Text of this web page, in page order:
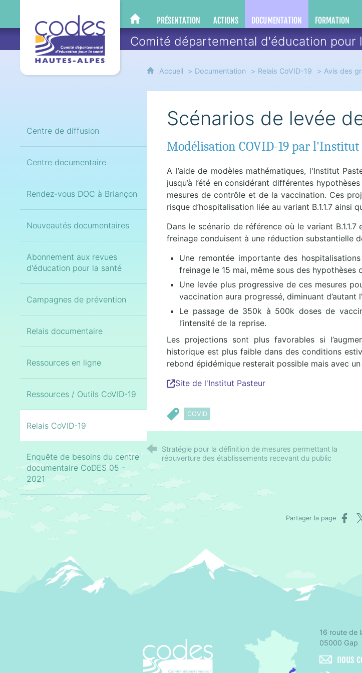
Comité départemental d'éducation pour
CODES 05
PRÉSENTATION ACTIONS DOCUMENTATION FORMATION
Centre de diffusion
Centre documentaire
Rendez-vous DOC à Briançon
Nouveautés documentaires
Abonnement aux revues
d'éducation pour la santé
Campagnes de prévention
Relais documentaire
Ressources en ligne
Ressources / Outils CoVID-19
Relais CoVID-19
Enquête de besoins du centre
documentaire CoDES 05 -
2021
Accueil Documentation Relais CoVID-19 Avis des
Scénarios de levée
Modélisation COVID-19 par l'Institut
A l’aide de modèles mathématiques, l'Institut
jusqu’à l’été en considérant différentes
mesures de contrôle et de la vaccination. Ces
risque d’hospitalisation liée au variant B.1.1.7 ainsi
Dans le scénario de référence où le variant
freinage conduisent à une réduction substantielle
Une remontée importante des
freinage le 15 mai, même sous des
Une levée plus progressive de ces mesures
vaccination aura progressé, diminuant d’autant
Le passage de 350k à 500k doses de
l’intensité de la reprise.
Les projections sont plus favorables si
historique est plus faible dans des conditions
rebond épidémique resterait possible mais avec
Site de l'Institut Pasteur
COVID
Stratégie pour la définition de mesures permettant la
réouverture des établissements recevant du public
Partager la page
CoDES 05 - Comité départemental d'éducation pour
16 route de
05000 Gap
nous